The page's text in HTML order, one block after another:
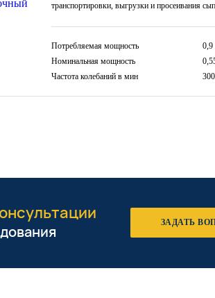
транспортировки, выгрузки и просеивания
Потребляемая мощность
0,9
Номинальная мощность
Частота колебаний в мин
ЗАДАТЬ